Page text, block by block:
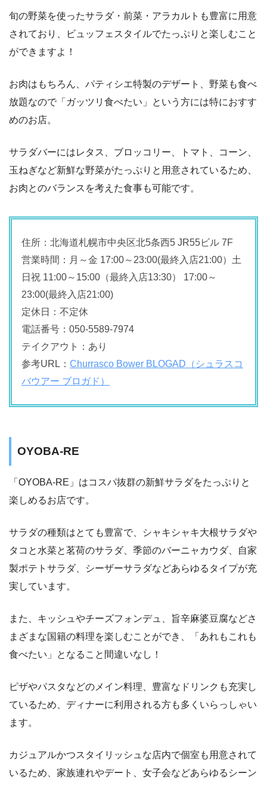
旬の野菜を使ったサラダ・前菜・アラカルトも豊富に用意
されており、ビュッフェスタイルでたっぷりと楽しむこと
ができますよ！
お肉はもちろん、パティシエ特製のデザート、野菜も食べ
放題なので「ガッツリ食べたい」という方には特におすす
めのお店。
サラダバーにはレタス、ブロッコリー、トマト、コーン、
玉ねぎなど新鮮な野菜がたっぷりと用意されているため、
お肉とのバランスを考えた食事も可能です。
住所：北海道札幌市中央区北5条西5 JR55ビル 7F
営業時間：月～金 17:00～23:00(最終入店21:00）土
日祝 11:00～15:00（最終入店13:30） 17:00～
23:00(最終入店21:00)
定休日：不定休
電話番号：050-5589-7974
テイクアウト：あり
参考URL： Churrasco Bower BLOGAD（シュラスコ
バウアー ブロガド）
OYOBA-RE
「OYOBA-RE」はコスパ抜群の新鮮サラダをたっぷりと
楽しめるお店です。
サラダの種類はとても豊富で、シャキシャキ大根サラダや
タコと水菜と茗荷のサラダ、季節のバーニャカウダ、自家
製ポテトサラダ、シーザーサラダなどあらゆるタイプが充
実しています。
また、キッシュやチーズフォンデュ、旨辛麻婆豆腐などさ
まざまな国籍の料理を楽しむことができ、「あれもこれも
食べたい」となること間違いなし！
ピザやパスタなどのメイン料理、豊富なドリンクも充実し
ているため、ディナーに利用される方も多くいらっしゃい
ます。
カジュアルかつスタイリッシュな店内で個室も用意されて
いるため、家族連れやデート、女子会などあらゆるシーン